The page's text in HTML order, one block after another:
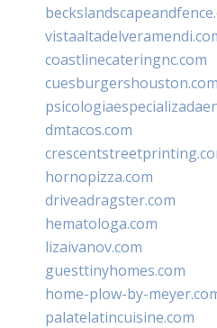
coastlinecateringnc.com
cuesburgershouston.com
dmtacos.com
hornopizza.com
driveadragster.com
hematologa.com
lizaivanov.com
guesttinyhomes.com
home-plow-by-
palatelatincuisine.com